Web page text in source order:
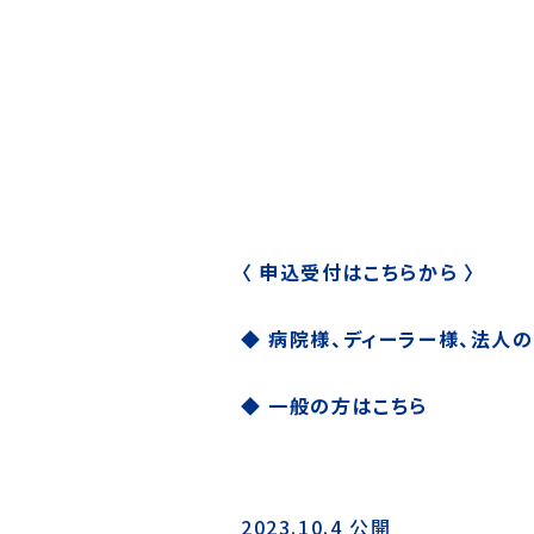
〈 申込受付はこちらから 〉
◆ 病院様、ディーラー様、法人
◆ 一般の方はこちら
2023.10.4 公開